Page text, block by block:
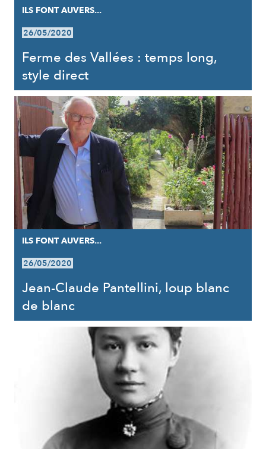
ILS FONT AUVERS...
26/05/2020
Ferme des Vallées : temps long,
style direct
ILS FONT AUVERS...
26/05/2020
Jean-Claude Pantellini, loup blanc
de blanc